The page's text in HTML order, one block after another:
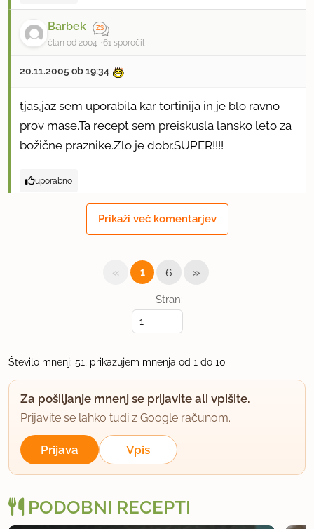
Barbek
član od 2004 61 sporočil
20.11.2005 ob 19:34
tjas,jaz sem uporabila kar tortinija in je blo ravno
prov mase.Ta recept sem preiskusla lansko leto za
božične praznike.Zlo je dobr.SUPER!!!!
uporabno
član od 2004
Kako si lahko sprobala ta recept lani, ko pa je bil
julia
član od 2004 513 sporočil
21.11.2005 ob 10:41
Tjas, tortni je dovolj. Lp
Prikaži več komentarjev
Stran:
« 1 6 »
Število mnenj: 51, prikazujem mnenja od 1 do 10
Za pošiljanje mnenj se prijavite ali vpišite.
Prijavite se lahko tudi z Google računom.
Prijava Vpis
PODOBNI RECEPTI